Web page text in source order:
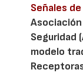
Señales
Asociación
Seguridad
modelo